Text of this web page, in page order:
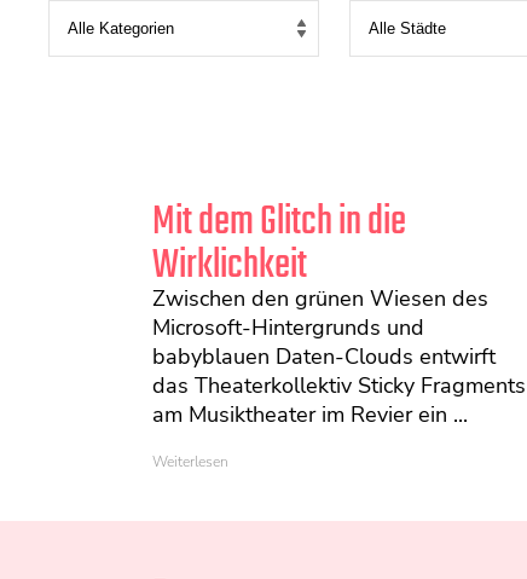
Mit dem Glitch in die
Wirklichkeit
Zwischen den grünen Wiesen des
Microsoft-Hintergrunds und
babyblauen Daten-Clouds entwirft
das Theaterkollektiv Sticky Fragments
am Musiktheater im Revier ein ...
Weiterlesen